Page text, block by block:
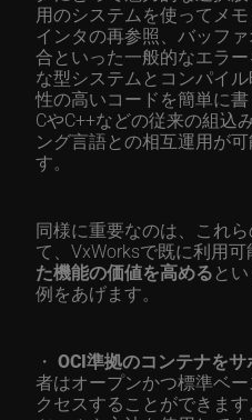
用のシステムを使ってメ
インタの再参照、バッフ
合といった一般的なエラ
な型システムとコンパイ
性の高いコードを簡単に書
CやC++などの従来の組込
ング言語との相互運用が
す。
同様に重要なのは、これ
て、VxWorksで既に利用可
た機能の価値を高めると
例をあげます。
・ OCI準拠のコンテナをサ
者はオープンかつ標準ベ
クセスすることができま